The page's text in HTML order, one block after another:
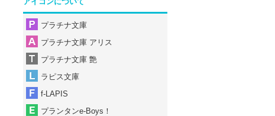
プラチナ文庫
プラチナ文庫 アリス
プラチナ文庫 艶
ラピス文庫
f-LAPIS
プランタンe-Boys！